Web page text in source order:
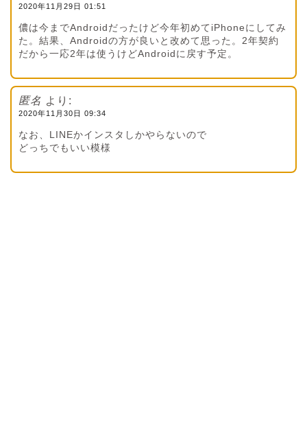
2020年11月29日 01:51
儂は今までAndroidだったけど今年初めてiPhoneにしてみ
た。結果、Androidの方が良いと改めて思った。2年契約
だから一応2年は使うけどAndroidに戻す予定。
匿名 より:
2020年11月30日 09:34
なお、LINEかインスタしかやらないので
どっちでもいい模様